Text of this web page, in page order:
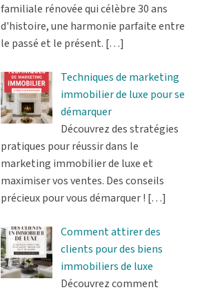
familiale rénovée qui célèbre 30 ans
d'histoire, une harmonie parfaite entre
le passé et le présent. […]
Techniques de marketing
immobilier de luxe pour se
démarquer
Découvrez des stratégies
pratiques pour réussir dans le
marketing immobilier de luxe et
maximiser vos ventes. Des conseils
précieux pour vous démarquer ! […]
Comment attirer des
clients pour des biens
immobiliers de luxe
Découvrez comment